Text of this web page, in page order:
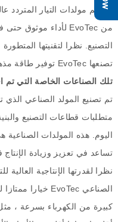
تصميم مولدات التيار المتردد
من EvoTec لأداء موثوق حتى
التصنيع
نظرا لتقنيتها
تصنعها EvoTec توفير طاقة
تلك الصناعات الخاصة التي تم
تم تصنيع المولد الصناعي
متطلبات قطاعات التصنيع
اليوم
هذه المولدات
تساعد في تعزيز وزيادة
نظرا لقدرتها الإنتاجية العالية
الصناعي EvoTec خيارا
كبيرة من الكهرباء بسرعة ،